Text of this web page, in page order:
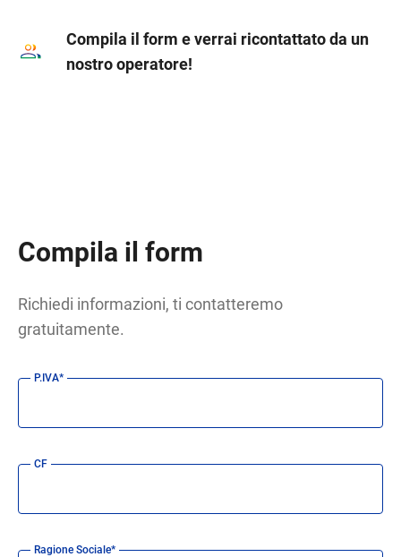
Compila il form e verrai ricontattato da un
nostro operatore!
Compila il form
Richiedi informazioni, ti contatteremo
gratuitamente.
P.IVA*
CF
Ragione Sociale*